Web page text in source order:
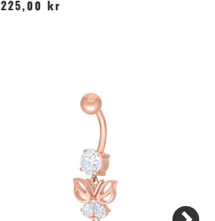
225,00 kr